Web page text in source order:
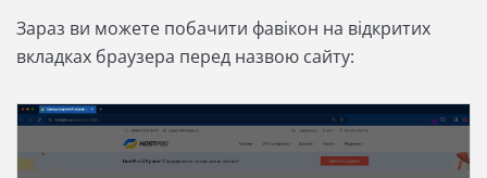
Зараз ви можете побачити фавікон на відкритих
вкладках браузера перед назвою сайту: